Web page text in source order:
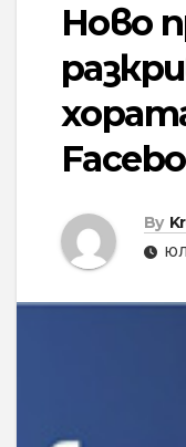
Ново
By